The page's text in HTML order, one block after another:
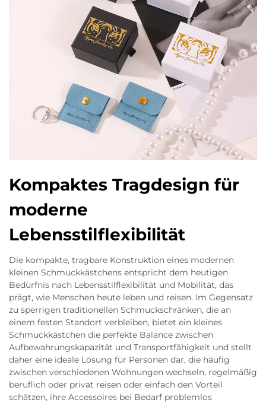
Kompaktes Tragdesign für
moderne
Lebensstilflexibilität
Die kompakte, tragbare Konstruktion eines modernen
kleinen Schmuckkästchens entspricht dem heutigen
Bedürfnis nach Lebensstilflexibilität und Mobilität, das
prägt, wie Menschen heute leben und reisen. Im Gegensatz
zu sperrigen traditionellen Schmuckschränken, die an
einem festen Standort verbleiben, bietet ein kleines
Schmuckkästchen die perfekte Balance zwischen
Aufbewahrungskapazität und Transportfähigkeit und stellt
daher eine ideale Lösung für Personen dar, die häufig
zwischen verschiedenen Wohnungen wechseln, regelmäßig
beruflich oder privat reisen oder einfach den Vorteil
schätzen, ihre Accessoires bei Bedarf problemlos